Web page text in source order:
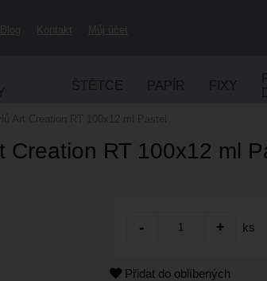
Blog Kontakt Můj účet
ŠTĚTCE PAPÍR FIXY
Art Creation RT 100x12 ml Pastel
Creation RT 100x12 ml
ks
Přidat do oblíbených